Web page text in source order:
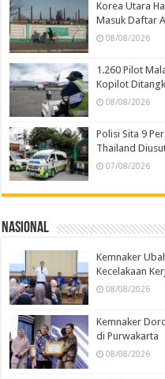
Korea Utara
Masuk Daftar
08/08/2026
1.260 Pilot
Kopilot
08/08/2026
Polisi Sita 9
Thailand
07/08/2026
Nasional
Kemnaker
Kecelakaan
08/08/2026
Kemnaker
di Purwakarta
08/08/2026